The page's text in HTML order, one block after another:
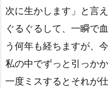
次に生かします」と言
ぐるぐるして、一瞬で
う何年も経ちますが、
私の中でずっと引っかか
一度ミスするとそれが